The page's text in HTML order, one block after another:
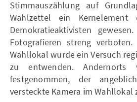
Stimmauszählung auf
Wahlzettel ein
Demokratieaktivisten
Fotografieren streng
Wahllokal wurde ein Versuch
zu entwenden. Andernorts
festgenommen, der
versteckte Kamera im Wahllokal